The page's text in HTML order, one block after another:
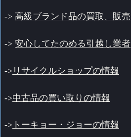
-> 高級ブランド品の買取、販売
-> 安心してたのめる引越し業者
-> リサイクルショップの情報
->中古品の買い取りの情報
-> トーキョー・ジョーの情報